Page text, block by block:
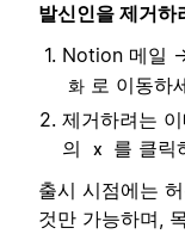
발신인을 제거하
Notion 메일
화 로 이동하
제거하려는
의
x
를 클릭
출시 시점에는
것만 가능하며,